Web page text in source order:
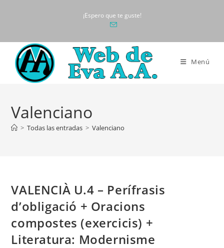
¡Espero que te guste!
Menú
Valenciano
> Todas las entradas > Valenciano
VALENCIÀ U.4 – Perífrasis
d’obligació + Oracions
compostes (exercicis) +
Literatura: Modernisme